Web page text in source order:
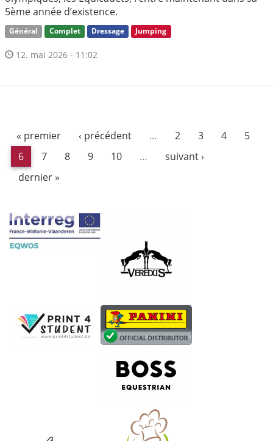
5ème année d’existence.
Général Complet Dressage Jumping
12. mai 2026 - 11:02
« premier ‹ précédent … 2 3 4
5
6
7 8 9 10 …
suivant ›
dernier »